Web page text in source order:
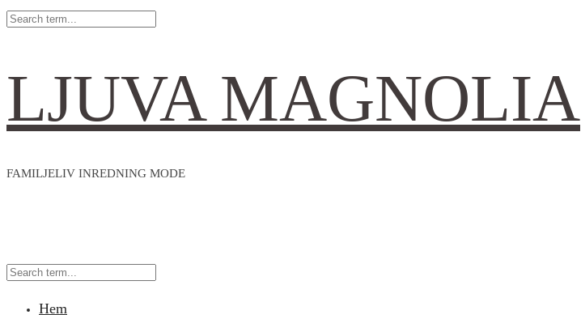
LJUVA MAGNOLIA
FAMILJELIV INREDNING MODE
Hem